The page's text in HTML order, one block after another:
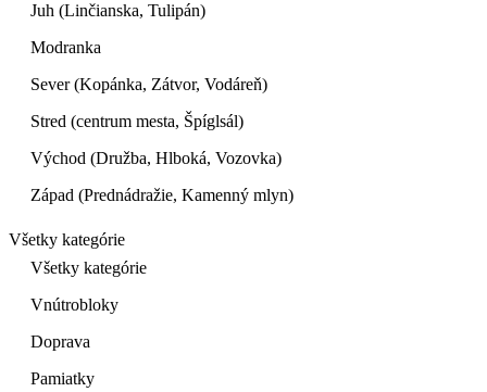
Juh (Linčianska, Tulipán)
Modranka
Sever (Kopánka, Zátvor, Vodáreň)
Stred (centrum mesta, Špíglsál)
Východ (Družba, Hlboká, Vozovka)
Západ (Prednádražie, Kamenný mlyn)
Všetky kategórie
Všetky kategórie
Vnútrobloky
Doprava
Pamiatky